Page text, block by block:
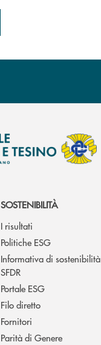
SOSTENIBILITÀ
I risultati
Politiche ESG
Informativa di sostenibilità
SFDR
Portale ESG
Filo diretto
Fornitori
Parità di Genere